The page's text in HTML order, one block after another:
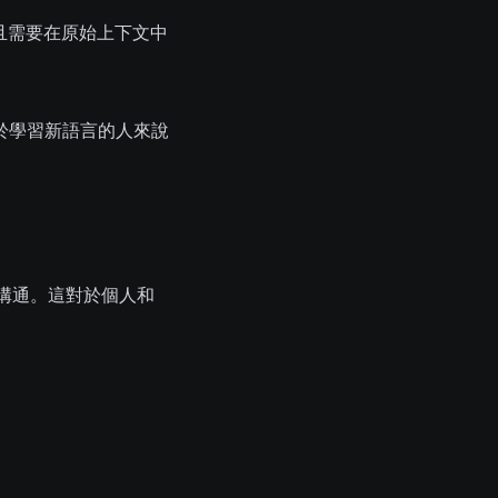
要在原始上下文中
學習新語言的人來說
通。這對於個人和